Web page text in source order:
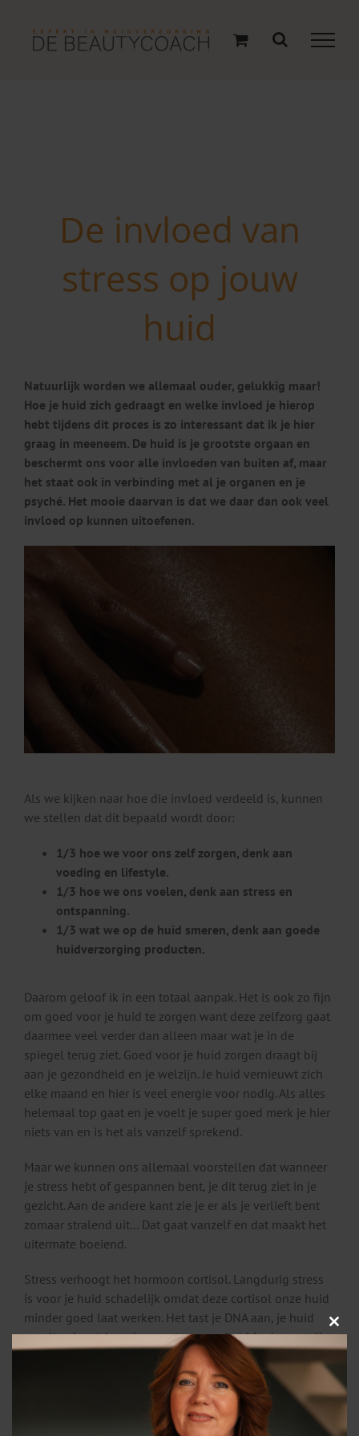
inhoud
De invloed van
stress op jouw
huid
Natuurlijk worden we allemaal ouder, gelukkig maar!
Hoe je huid zich gedraagt en welke invloed je hierop
hebt tijdens dit proces is zo interessant dat ik je hier
graag in meeneem. De huid is je grootste orgaan en
beschermt ons voor alle invloeden van buiten af, maar
het staat ook in verbinding met al je organen en je
psyché. Het mooie daarvan is dat we daar dan ook veel
invloed op kunnen uitoefenen.
Als we kijken naar hoe die invloed verdeeld is, kunnen
we stellen dat dit bepaald wordt door:
1/3 hoe we voor ons zelf zorgen, denk aan
voeding en lifestyle.
1/3 hoe we ons voelen, denk aan stress en
ontspanning.
1/3 wat we op de huid smeren, denk aan goede
huidverzorging producten.
Daarom geloof ik in een totaal aanpak. Het is ook zo fijn
om goed voor je huid te zorgen want deze zelfzorg gaat
daarmee veel verder dan alleen maar wat je in de
spiegel terug ziet. Goed voor je huid zorgen draagt bij
aan je gezondheid en je welzijn. Je huid vernieuwt zich
elke maand en hier is veel energie voor nodig. Als alles
helemaal top gaat en je voelt je super goed merk je hier
niets van en is het als vanzelf sprekend.
Maar we kunnen ons allemaal voorstellen dat wanneer
je stress hebt of gespannen bent, je dit terug ziet in je
gezicht. Aan de andere kant zie je er als je verlieft bent
zomaar stralend uit… Dat gaat vanzelf en dat maakt het
uitermate boeiend.
Stress verhoogt het hormoon cortisol. Langdurig stress
is voor je huid schadelijk omdat deze cortisol onze huid
minder goed laat werken. Het tast je DNA aan, je huid
wordt er kwetsbaarder van en veroudert hierdoor sneller.
Er is echter ook goed nieuws want uit onderzoeken is
gebleken dat wanneer we de dingen doen die stress en
spanning laten afnemen dit weer positief werkt en we zo
ook weer schade kunnen herstellen. In stress hebben we
helaas niet altijd een keus, waar we wel een keus in